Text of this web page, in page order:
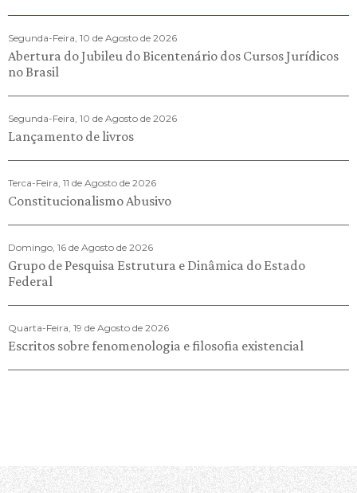
Segunda-Feira, 10 de Agosto de 2026
Abertura do Jubileu do Bicentenário dos Cursos Jurídicos
no Brasil
Segunda-Feira, 10 de Agosto de 2026
Lançamento de livros
Terca-Feira, 11 de Agosto de 2026
Constitucionalismo Abusivo
Domingo, 16 de Agosto de 2026
Grupo de Pesquisa Estrutura e Dinâmica do Estado
Federal
Quarta-Feira, 19 de Agosto de 2026
Escritos sobre fenomenologia e filosofia existencial